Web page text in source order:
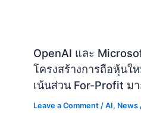
OpenAI และ
โครงสร้างการถือหุ้นใ
เน้นส่วน For-Profit ม
Leave a Comment /AI, News